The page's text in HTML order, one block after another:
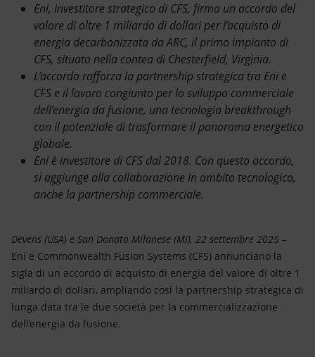
Eni, investitore strategico di CFS, firma un accordo del
valore di oltre 1 miliardo di dollari per l’acquisto di
energia decarbonizzata da ARC, il primo impianto di
CFS, situato nella contea di Chesterfield, Virginia.
L’accordo rafforza la partnership strategica tra Eni e
CFS e il lavoro congiunto per lo sviluppo commerciale
dell’energia da fusione, una tecnologia breakthrough
con il potenziale di trasformare il panorama energetico
globale.
Eni è investitore di CFS dal 2018. Con questo accordo,
si aggiunge alla collaborazione in ambito tecnologico,
anche la partnership commerciale.
Devens (USA) e San Donato Milanese (MI), 22 settembre 2025 –
Eni e Commonwealth Fusion Systems (CFS) annunciano la
sigla di un accordo di acquisto di energia del valore di oltre 1
miliardo di dollari, ampliando così la partnership strategica di
lunga data tra le due società per la commercializzazione
dell’energia da fusione.